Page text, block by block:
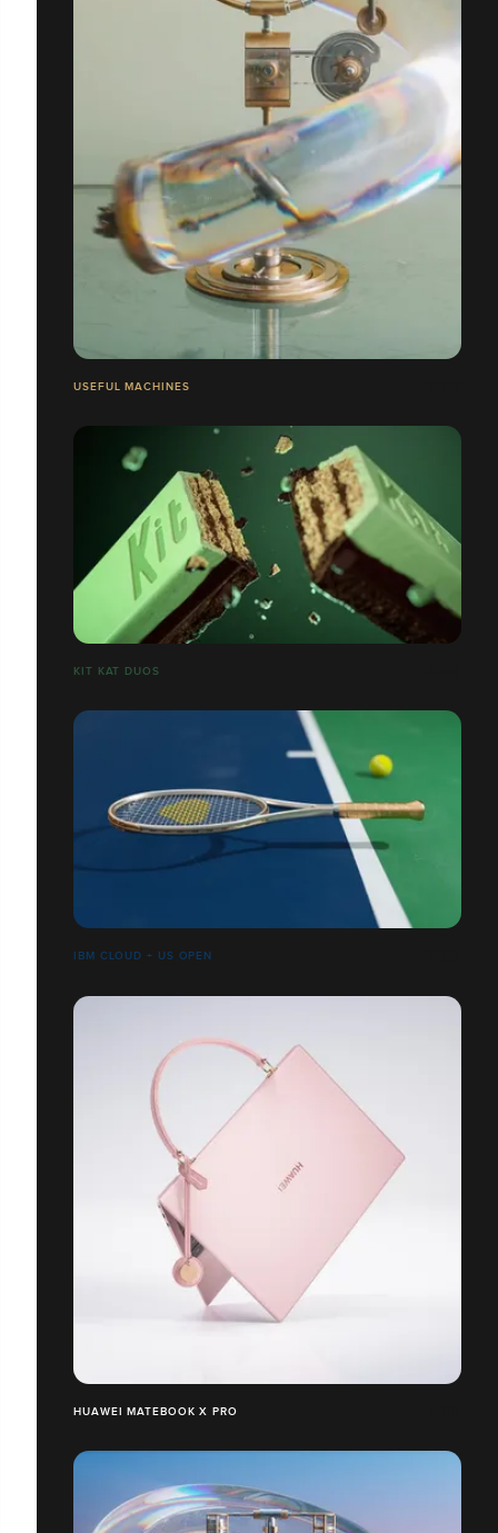
USEFUL MACHINES
​​​​​​​KIT KAT DUOS
IBM CLOUD + US OPEN
HUAWEI MATEBOOK X PRO